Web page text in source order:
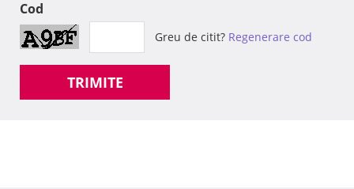
Cod
Greu de citit? Regenerare cod
TRIMITE